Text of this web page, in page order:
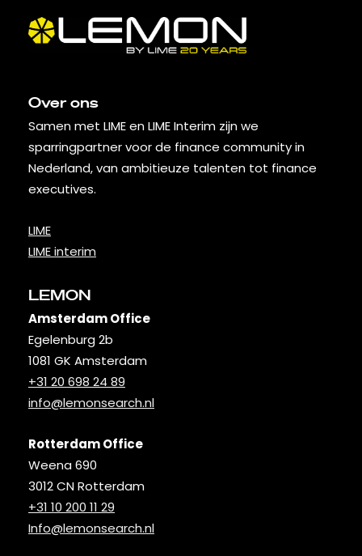
Over ons
Samen met LIME en LIME Interim zijn we
sparringpartner voor de finance community in
Nederland, van ambitieuze talenten tot finance
executives.
LIME
LIME interim
LEMON
Amsterdam Office
Egelenburg 2b
1081 GK Amsterdam
+31 20 698 24 89
info@lemonsearch.nl
Rotterdam Office
Weena 690
3012 CN Rotterdam
+31 10 200 11 29
Info@lemonsearch.nl